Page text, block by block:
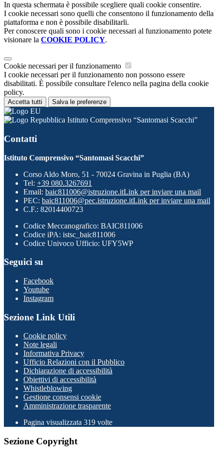
In questa schermata è possibile scegliere quali cookie consentire.
I cookie necessari sono quelli che consentono il funzionamento della
piattaforma e non è possibile disabilitarli.
Per conoscere quali sono i cookie necessari al funzionamento potete
visionare la COOKIE POLICY.
Cookie necessari per il funzionamento
I cookie necessari per il funzionamento non possono essere
disabilitati. È possibile consultare l'elenco nella pagina della cookie
policy.
Accetta tutti Salva le preferenze
Istituto Comprensivo “Santomasi Scacchi”
Contatti
Istituto Comprensivo “Santomasi Scacchi”
Corso Aldo Moro, 51 - 70024 Gravina in Puglia (BA)
Tel: +39 080.3267691
Email: baic811006@istruzione.itLink per inviare una mail
PEC: baic811006@pec.istruzione.itLink per inviare una mail
C.F.: 82014400723
Codice Meccanografico: BAIC811006
Codice iPA: istsc_baic811006
Codice Univoco Ufficio: UFY5WP
Seguici su
Facebook
Youtube
Instagram
Sezione Link Utili
Cookie policy
Note legali
Informativa Privacy
Ufficio Relazioni con il Pubblico
Dichiarazione di accessibilità
Obiettivi di accessibilità
Whistleblowing
Gestione consensi cookie
Amministrazione trasparente
Pagina visualizzata 319 volte
Sezione Copyright